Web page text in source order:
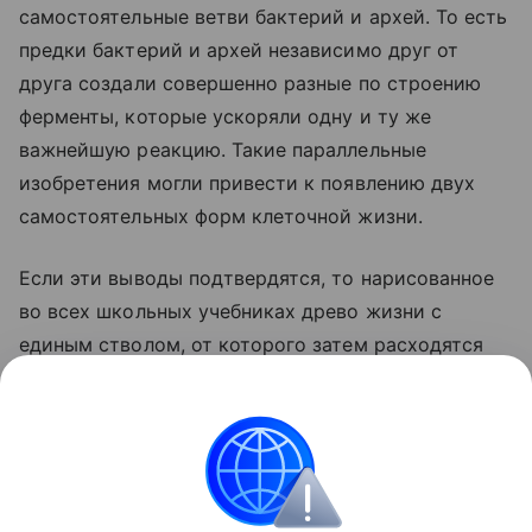
самостоятельные ветви бактерий и архей. То есть
предки бактерий и архей независимо друг от
друга создали совершенно разные по строению
ферменты, которые ускоряли одну и ту же
важнейшую реакцию. Такие параллельные
изобретения могли привести к появлению двух
самостоятельных форм клеточной жизни.
Если эти выводы подтвердятся, то нарисованное
во всех школьных учебниках древо жизни с
единым стволом, от которого затем расходятся
заново. У нового древа будет два равноправных
ствола. Они начали расходиться еще до того, как
их предшественников можно было в полном
смысле назвать живыми.